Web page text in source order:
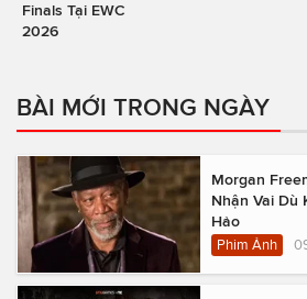
Finals Tại EWC
2026
BÀI MỚI TRONG NGÀY
Morgan
Nhận Vai Dù
Hảo
Phim Ảnh